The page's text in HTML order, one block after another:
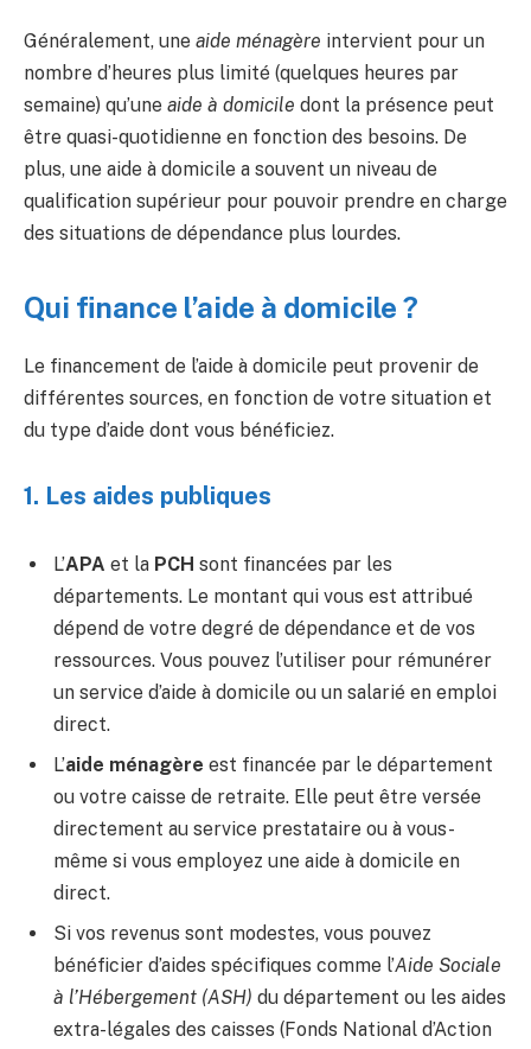
Généralement, une aide ménagère intervient pour un
nombre d’heures plus limité (quelques heures par
semaine) qu’une aide à domicile dont la présence peut
être quasi-quotidienne en fonction des besoins. De
plus, une aide à domicile a souvent un niveau de
qualification supérieur pour pouvoir prendre en charge
des situations de dépendance plus lourdes.
Qui finance l’aide à domicile ?
Le financement de l’aide à domicile peut provenir de
différentes sources, en fonction de votre situation et
du type d’aide dont vous bénéficiez.
1. Les aides publiques
L’APA et la PCH sont financées par les
départements. Le montant qui vous est attribué
dépend de votre degré de dépendance et de vos
ressources. Vous pouvez l’utiliser pour rémunérer
un service d’aide à domicile ou un salarié en emploi
direct.
L’aide ménagère est financée par le département
ou votre caisse de retraite. Elle peut être versée
directement au service prestataire ou à vous-
même si vous employez une aide à domicile en
direct.
Si vos revenus sont modestes, vous pouvez
bénéficier d’aides spécifiques comme l’Aide Sociale
à l’Hébergement (ASH) du département ou les aides
extra-légales des caisses (Fonds National d’Action